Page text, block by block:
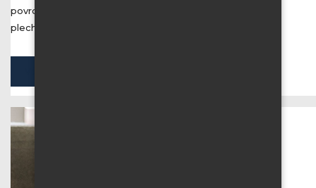
povrchy jako jsou okna, prosklené fasády, ale také vlnité
plechy, hliníkové obklady či opláštění budov.